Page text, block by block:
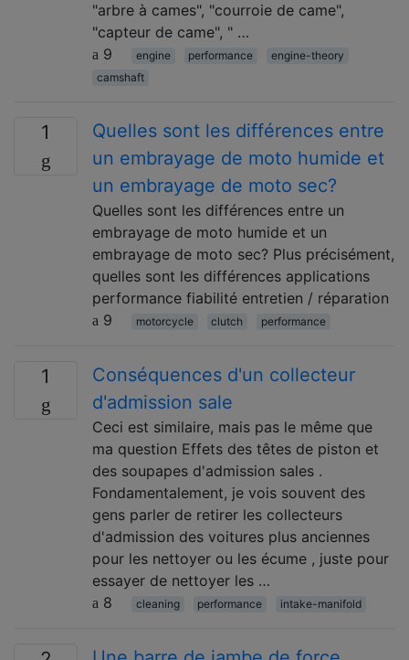
"arbre à cames", "courroie de came",
"capteur de came", " …
9
engine performance
engine-theory
camshaft
1
Quelles sont les différences entre
un embrayage de moto humide et
un embrayage de moto sec?
Quelles sont les différences entre un
embrayage de moto humide et un
embrayage de moto sec? Plus précisément,
quelles sont les différences applications
performance fiabilité entretien / réparation
9
motorcycle clutch performance
1
Conséquences d'un collecteur
d'admission sale
Ceci est similaire, mais pas le même que
ma question Effets des têtes de piston et
des soupapes d'admission sales .
Fondamentalement, je vois souvent des
gens parler de retirer les collecteurs
d'admission des voitures plus anciennes
pour les nettoyer ou les écume , juste pour
essayer de nettoyer les …
8
cleaning performance intake-manifold